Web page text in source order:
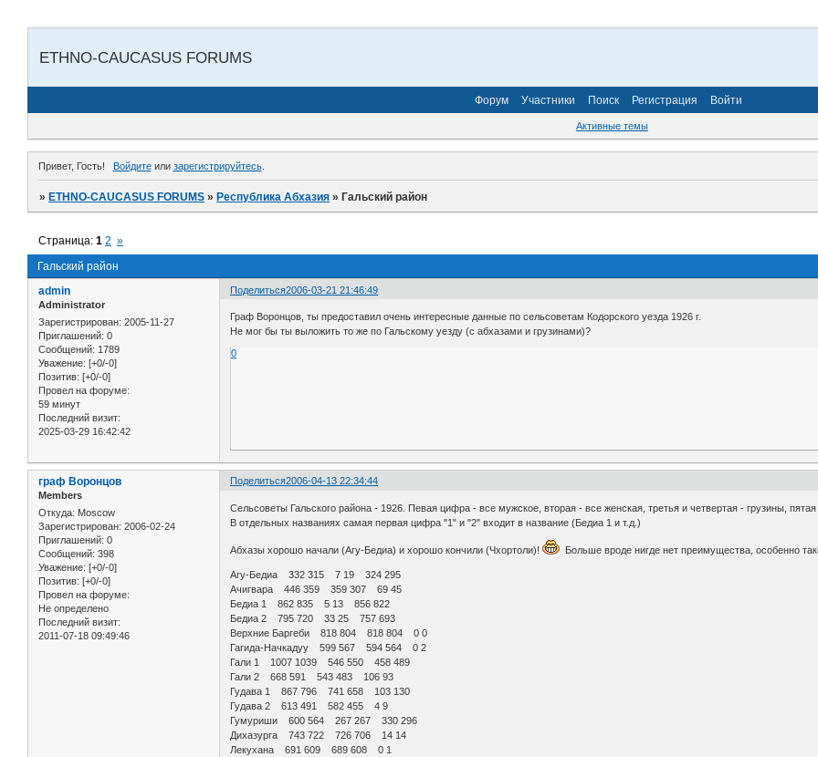
ETHNO-CAUCASUS FORUMS
Форум Участники Поиск Регистрация Войти
Активные темы
Привет, Гость! Войдитеили зарегистрируйтесь.
»ETHNO-CAUCASUS FORUMS »Республика Абхазия »Гальский район
Гальский район
Страница:1 2 »
Поделиться2006-03-21 21:46:49
admin
Administrator
Зарегистрирован: 2005-11-27
Приглашений: 0
Сообщений: 1789
Уважение: [+0/-0]
Позитив: [+0/-0]
Провел на форуме:
59 минут
Последний визит:
2025-03-29 16:42:42
Граф Воронцов, ты предоставил очень интересные данные по сельсоветам Кодорского уезда 1926 г.
Не мог бы ты выложить то же по Гальскому уезду (с абхазами и грузинами)?
0
Поделиться2006-04-13 22:34:44
граф Воронцов
Members
Откуда: Moscow
Зарегистрирован: 2006-02-24
Приглашений: 0
Сообщений: 398
Уважение: [+0/-0]
Позитив: [+0/-0]
Провел на форуме:
Не определено
Последний визит:
2011-07-18 09:49:46
Сельсоветы Гальского района - 1926. Певая цифра - все мужское, вторая - все женская, третья и четвертая - грузины,
В отдельных названиях самая первая цифра "1" и "2" входит в название (Бедиа 1 и т.д.)
Абхазы хорошо начали (Агу-Бедиа) и хорошо кончили (Чхортоли)! Больше вроде нигде нет преимущества, особенно
Агу-Бедиа 332 315 7 19 324 295
Ачигвара 446 359 359 307 69 45
Бедиа 1 862 835 5 13 856 822
Бедиа 2 795 720 33 25 757 693
Верхние Баргеби 818 804 818 804 0 0
Гагида-Начкадуу 599 567 594 564 0 2
Гали 1 1007 1039 546 550 458 489
Гали 2 668 591 543 483 106 93
Гудава 1 867 796 741 658 103 130
Гудава 2 613 491 582 455 4 9
Гумуриши 600 564 267 267 330 296
Дихазурга 743 722 726 706 14 14
Лекухана 691 609 689 608 0 1